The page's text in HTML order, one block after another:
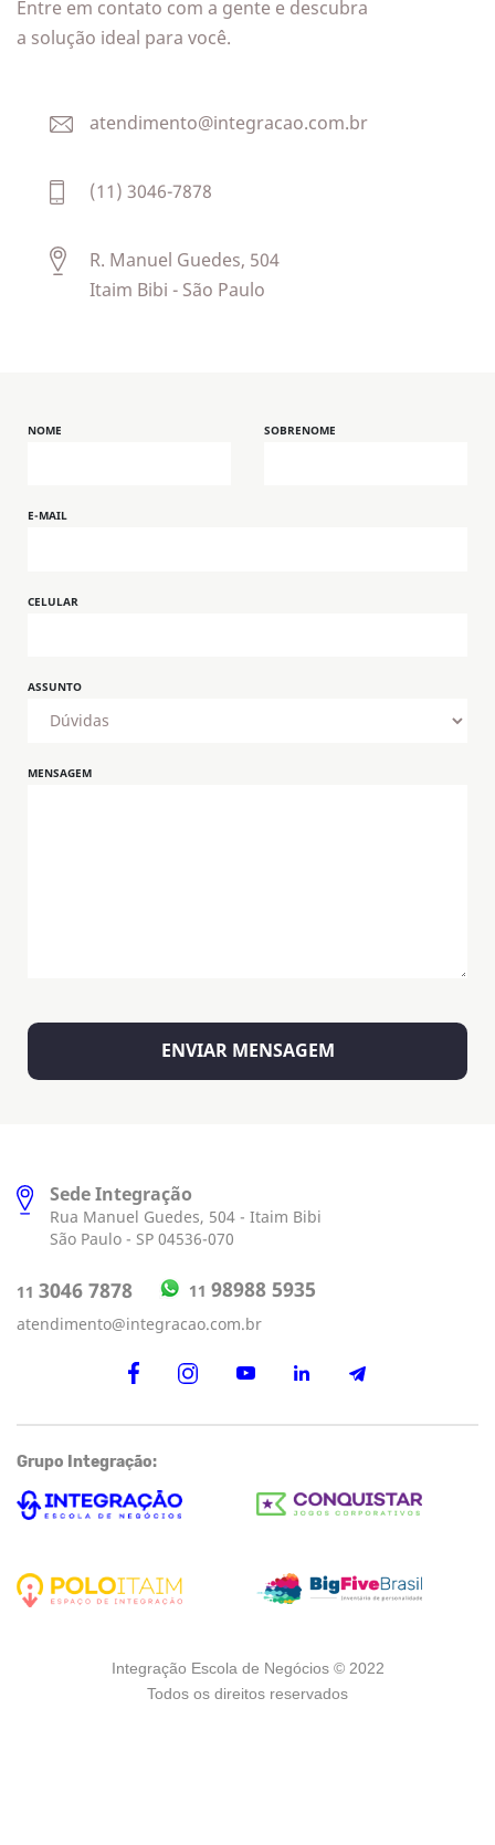
em grande parte, o
sucesso na vida pessoal
de seus objetivos.
aprimorar seu poder de
objetivos.
Entre em contato com a gente e descubra
a solução ideal para você.
atendimento@integracao.com.br
(11) 3046-7878
R. Manuel Guedes, 504
Itaim Bibi - São Paulo
NOME SOBRENOME
E-MAIL
CELULAR
ASSUNTO
MENSAGEM
Sede Integração
Rua Manuel Guedes, 504 - Itaim Bibi
São Paulo - SP 04536-070
11 3046 7878 11 98988 5935
atendimento@integracao.com.br
Grupo Integração:
Integração Escola de Negócios © 2022
Todos os direitos reservados